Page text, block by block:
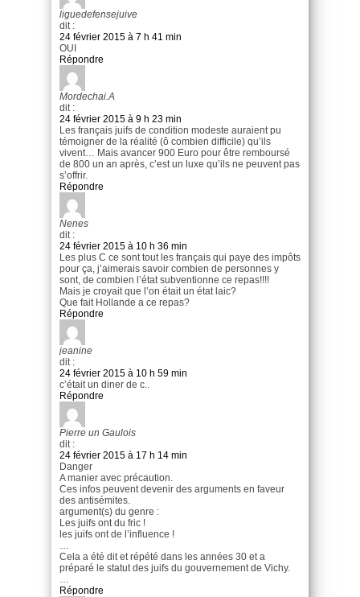
liguedefensejuive
dit :
24 février 2015 à 7 h 41 min
OUI
Répondre
Mordechai.A
dit :
24 février 2015 à 9 h 23 min
Les français juifs de condition modeste auraient pu
témoigner de la réalité (ô combien difficile) qu’ils
vivent… Mais avancer 900 Euro pour être remboursé
de 800 un an après, c’est un luxe qu’ils ne peuvent pas
s’offrir.
Répondre
Nenes
dit :
24 février 2015 à 10 h 36 min
Les plus C ce sont tout les français qui paye des impôts
pour ça, j’aimerais savoir combien de personnes y
sont, de combien l’état subventionne ce repas!!!!
Mais je croyait que l’on était un état laic?
Que fait Hollande a ce repas?
Répondre
jeanine
dit :
24 février 2015 à 10 h 59 min
c’était un diner de c..
Répondre
Pierre un Gaulois
dit :
24 février 2015 à 17 h 14 min
Danger
A manier avec précaution.
Ces infos peuvent devenir des arguments en faveur
des antisémites.
argument(s) du genre :
Les juifs ont du fric !
les juifs ont de l’influence !
…
Cela a été dit et répété dans les années 30 et a
préparé le statut des juifs du gouvernement de Vichy.
…
Répondre